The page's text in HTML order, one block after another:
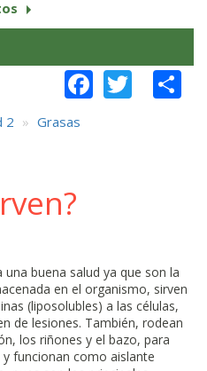
2
Grasas
buena salud ya que son la
en el organismo, sirven
(liposolubles) a las células,
de lesiones. También, rodean
los riñones y el bazo, para
funcionan como aislante